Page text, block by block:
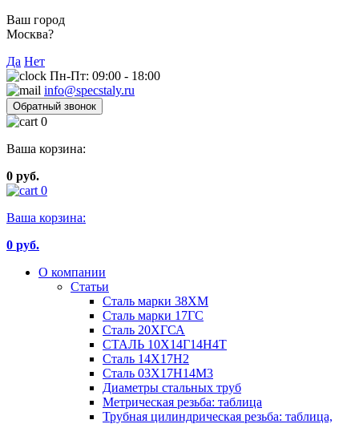
Ваш город
Москва?
Да Нет
Пн-Пт: 09:00 - 18:00
info@specstaly.ru
Обратный звонок
0
Ваша корзина:
0 руб.
0
Ваша корзина:
0 руб.
О компании
Статьи
Сталь марки 38ХМ
Сталь марки 17ГС
Сталь 20ХГСА
СТАЛЬ 10Х14Г14Н4Т
Сталь 14Х17Н2
Сталь 03Х17Н14М3
Диаметры стальных труб
Метрическая резьба: таблица
Трубная цилиндрическая резьба: таблица,